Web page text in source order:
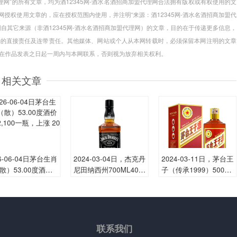
权使用文章的，应在授权范围内使用，并注明“来源：酒12345网-酒水名酒招商加盟代
其它来源（非酒12345网-酒水名酒招商加盟代理网）的文章，目的在于传递更多信息，
直接责任及连带责任。其他媒体、网站或个人从本网转载时，必须保留本网注明的文章
品发表之日起一周内与本网联系，否则视为放弃相关权利。
相关文章
06-04日茅台生肖
）53.00度酒价
2024-03-04日，杰克丹
尼田纳西州700ML40.0
2024-03-11日，茅台王
子（传承1999）500M
联系我们